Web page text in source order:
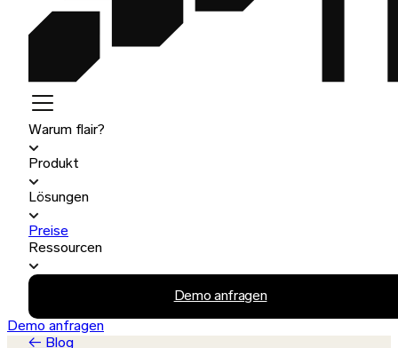
Warum flair?
Produkt
Lösungen
Preise
Ressourcen
Demo anfragen
Demo anfragen
← Blog